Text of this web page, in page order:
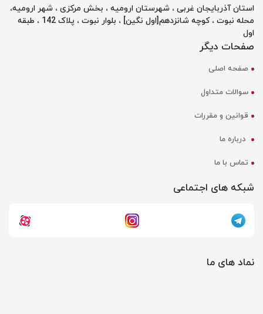
استان آذربایجان غربی ، شهرستان ارومیه ، بخش مرکزی ، شهر ارومیه،
محله نبوت ، کوچه شانزدهم[اول نگین] ، بلوار نبوت ، پلاک 142 ، طبقه
اول
صفحات دیگر
صفحه اصلی
سوالات متداول
قوانین و مقررات
درباره ما
تماس با ما
شبکه های اجتماعی
نماد های ما